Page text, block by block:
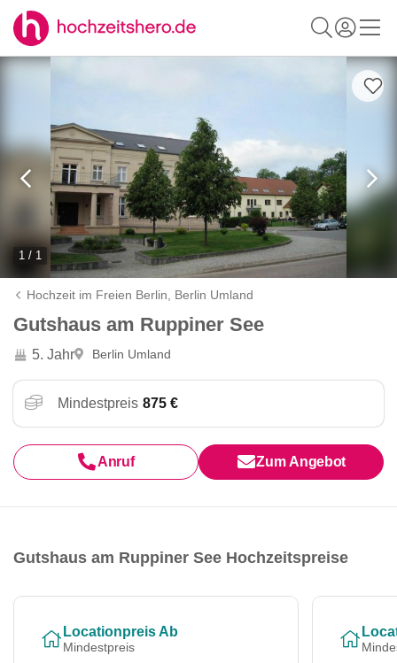
1 / 1
Hochzeit im Freien Berlin, Berlin Umland
Gutshaus am Ruppiner See
5. Jahr Berlin Umland
Mindestpreis 875 €
Anruf Zum Angebot
Gutshaus am Ruppiner See Hochzeitspreise
Locationpreis Ab
Mindestpreis